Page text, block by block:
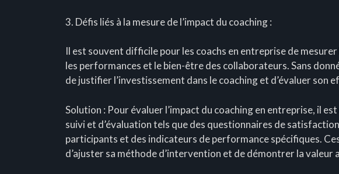
3. Défis liés à la mesure de l’impact du coaching :
Il est souvent difficile pour les coachs en entreprise de
les performances et le bien-être des collaborateurs. Sans
de justifier l’investissement dans le coaching et d’évaluer son
Solution : Pour évaluer l’impact du coaching en entreprise, il
suivi et d’évaluation tels que des questionnaires de
participants et des indicateurs de performance spécifiques.
d’ajuster sa méthode d’intervention et de démontrer la valeur